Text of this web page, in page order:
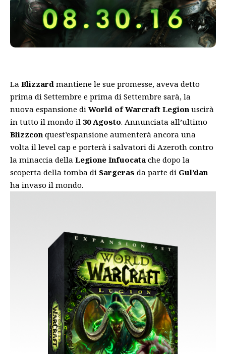
La Blizzard mantiene le sue promesse, aveva detto
prima di Settembre e prima di Settembre sarà, la
nuova espansione di World of Warcraft Legion uscirà
in tutto il mondo il 30 Agosto. Annunciata all’ultimo
Blizzcon quest’espansione aumenterà ancora una
volta il level cap e porterà i salvatori di Azeroth contro
la minaccia della Legione Infuocata che dopo la
scoperta della tomba di Sargeras da parte di Gul’dan
ha invaso il mondo.